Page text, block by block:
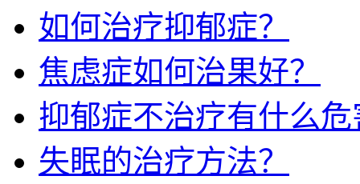
如何治疗抑郁症？
焦虑症如何治果好？
抑郁症不治疗有什么危
失眠的治疗方法？